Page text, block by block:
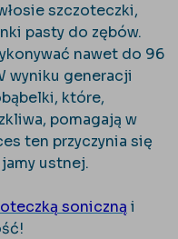
szczoteczki,
pasty do zębów.
nawet do 96
wyniku generacji
które,
pomagają w
ten przyczynia się
ustnej.
soniczną i